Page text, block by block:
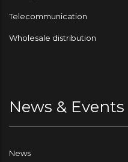
Telecommunication
Wholesale distribution
News & Events
News